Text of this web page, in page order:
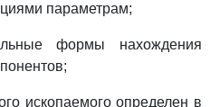
параметрам;
формы нахождения
ископаемого определен в